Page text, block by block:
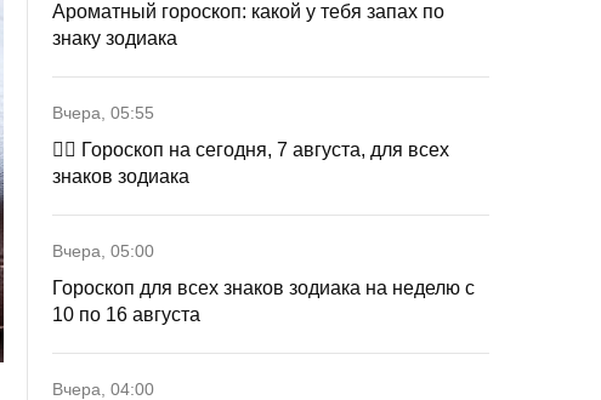
Ароматный гороскоп: какой у тебя запах по
знаку зодиака
Вчера, 05:55
🧙‍♀ Гороскоп на сегодня, 7 августа, для всех
знаков зодиака
Вчера, 05:00
Гороскоп для всех знаков зодиака на неделю с
10 по 16 августа
Вчера, 04:00